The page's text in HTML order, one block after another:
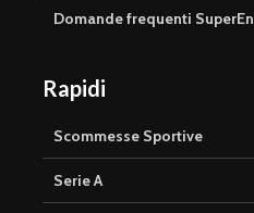
Domande frequenti
Rapidi
Scommesse Sportive
Serie A